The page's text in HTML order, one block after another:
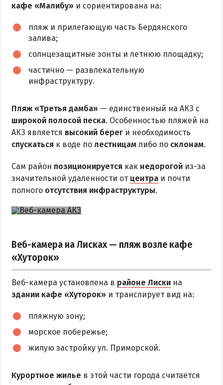
кафе «Малибу» и сориентирована на:
пляж и прилегающую часть Бердянского
залива;
солнцезащитные зонты и летнюю площадку;
частично — развлекательную
инфраструктуру.
Пляж «Третья дамба» — единственный на АКЗ с
широкой полосой песка. Особенностью пляжей на
АКЗ является высокий берег и необходимость
спускаться к воде по лестницам либо по склонам.
Сам район позиционируется как недорогой из-за
значительной удаленности от центра и почти
полного отсутствия инфраструктуры.
Веб-камера на Лисках — пляж возле кафе
«Хуторок»
Веб-камера установлена в районе Лиски на
здании кафе «Хуторок» и транслирует вид на:
пляжную зону;
морское побережье;
жилую застройку ул. Приморской.
Курортное жилье в этой части города считается